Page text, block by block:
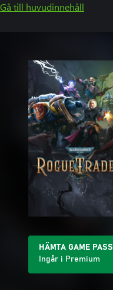
Gå till huvudinnehåll
HÄMTA GAME PASS
Ingår i Premium